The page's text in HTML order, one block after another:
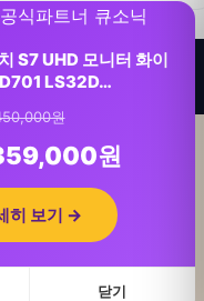
S7 UHD 모니터 화이
LS32D…
원
원
히 보기 →
닫기